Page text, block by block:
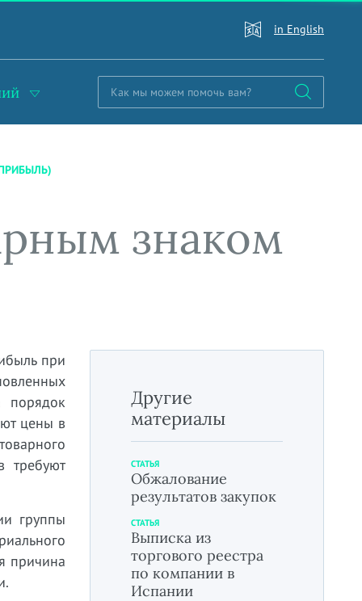
in English
знаком
при
порядок
цены в
требуют
группы
причина
Другие
материалы
СТАТЬЯ
Обжалование
результатов закупок
СТАТЬЯ
Выписка из
торгового реестра
по компании в
Испании